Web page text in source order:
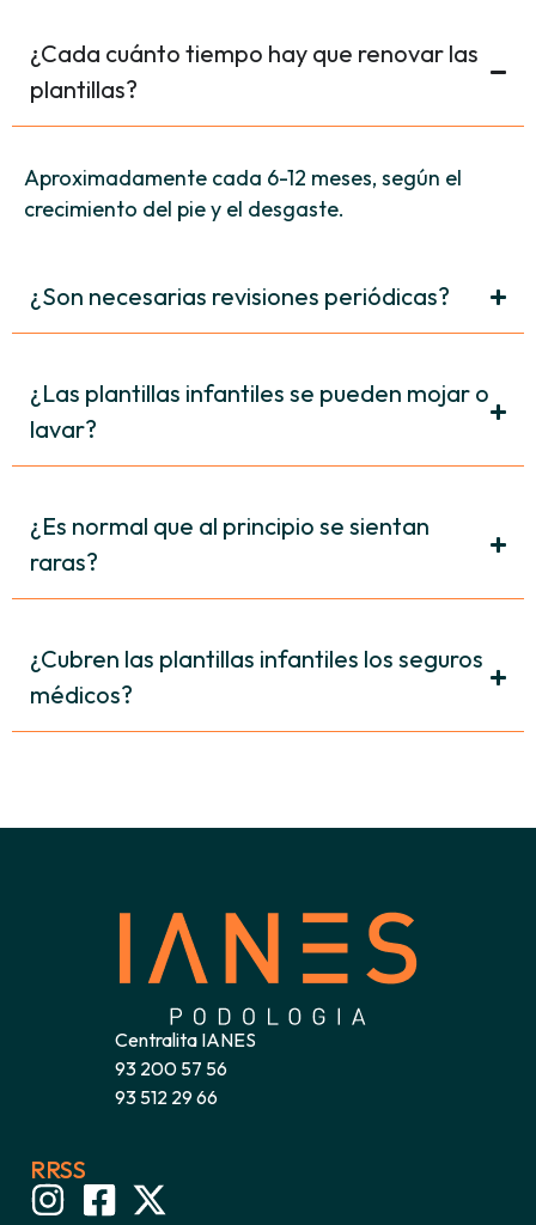
¿Cada cuánto tiempo hay que renovar las
plantillas?
Aproximadamente cada 6-12 meses, según el
crecimiento del pie y el desgaste.
¿Son necesarias revisiones periódicas?
¿Las plantillas infantiles se pueden mojar o
lavar?
¿Es normal que al principio se sientan
raras?
¿Cubren las plantillas infantiles los seguros
médicos?
Centralita IANES
93 200 57 56
93 512 29 66
RRSS